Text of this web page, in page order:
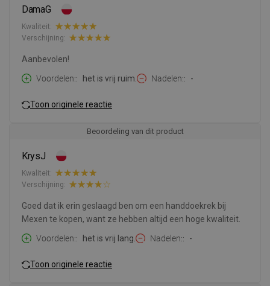
DamaG
Kwaliteit:
Verschijning:
Aanbevolen!
Voordelen:
het is vrij ruim. Nadelen: -
Toon originele reactie
Beoordeling van dit product
KrysJ
Kwaliteit:
Verschijning:
Goed dat ik erin geslaagd ben om een handdoekrek bij
Mexen te kopen, want ze hebben altijd een hoge kwaliteit.
Voordelen:
het is vrij lang. Nadelen: -
Toon originele reactie